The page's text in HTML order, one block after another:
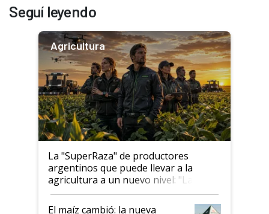
Seguí leyendo
Agricultura
La "SuperRaza" de productores
argentinos que puede llevar a la
agricultura a un nuevo nivel: "Las
posibilidades de crecimiento son
infinitas"
El maíz cambió: la nueva